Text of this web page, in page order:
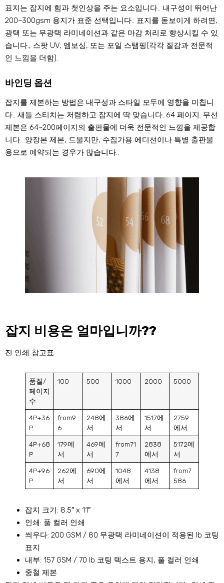
표지는 잡지에 힘과 첫인상을 주는 요소입니다.. 내구성이 뛰어난
200~300gsm 용지가 표준 선택입니다.. 표지를 돋보이게 하려면,
광택 또는 무광택 라미네이션과 같은 마감 처리로 향상시킬 수 있
습니다., 스팟 UV, 엠보싱, 또는 포일 스탬핑(각각 질감과 전문적
인 느낌을 더함).
바인딩 옵션
잡지를 제본하는 방법은 내구성과 스타일 모두에 영향을 미칩니
다.. 새들 스티치는 저렴하고 잡지에 딱 맞습니다. 64 페이지. 무선
제본은 64~200페이지의 출판물에 더욱 전문적인 느낌을 제공합
니다.. 양장본 제본, 드물지만, 수집가용 에디션이나 특별 출판물
용으로 예약되는 경우가 많습니다..
잡지 비용은 얼마입니까??
진 인쇄 참고표
품질/
페이지
수
100 500 1000 2000 5000
4P+36
P
from9
6
248에
서
386에
서
1517에
서
2759
에서
4P+68
P
179에
서
469에
서
from71
7
2838
에서
5172에
서
4P+96
P
262에
서
690에
서
1048
에서
4138
에서
from7
586
잡지 크기: 8.5″ x 11″
인쇄: 풀 컬러 인쇄
씌우다: 200 GSM / 80 무광택 라미네이션이 적용된 lb 코팅
표지
내부: 157 GSM / 70 lb 코팅 텍스트 용지, 풀 컬러 인쇄
중철 제본